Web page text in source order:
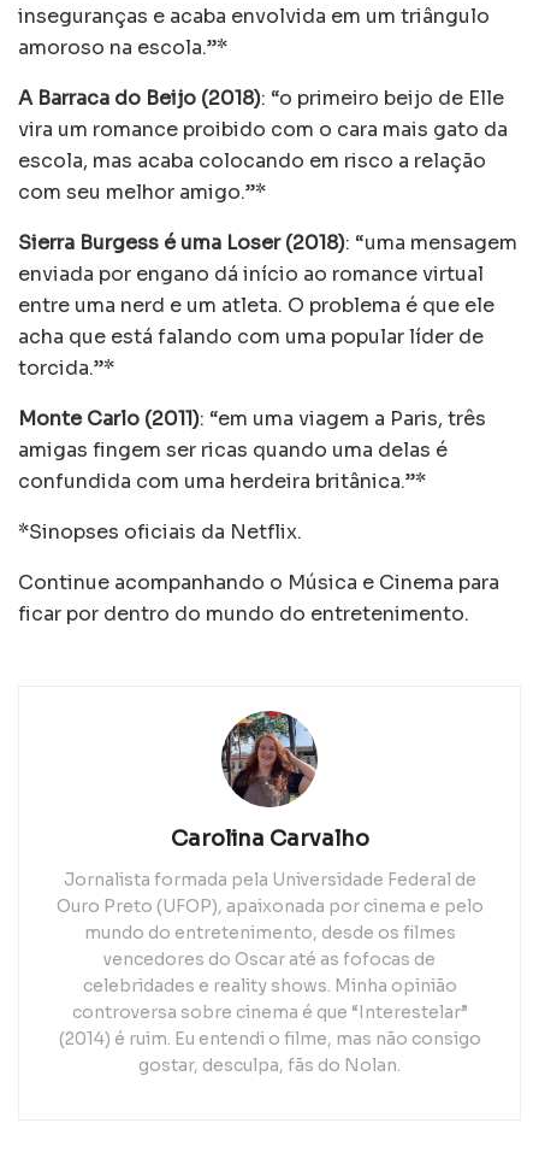
inseguranças e acaba envolvida em um triângulo
amoroso na escola.”*
A Barraca do Beijo (2018): “o primeiro beijo de Elle
vira um romance proibido com o cara mais gato da
escola, mas acaba colocando em risco a relação
com seu melhor amigo.”*
Sierra Burgess é uma Loser (2018): “uma mensagem
enviada por engano dá início ao romance virtual
entre uma nerd e um atleta. O problema é que ele
acha que está falando com uma popular líder de
torcida.”*
Monte Carlo (2011): “em uma viagem a Paris, três
amigas fingem ser ricas quando uma delas é
confundida com uma herdeira britânica.”*
*Sinopses oficiais da Netflix.
Continue acompanhando o Música e Cinema para
ficar por dentro do mundo do entretenimento.
Carolina Carvalho
Jornalista formada pela Universidade Federal de
Ouro Preto (UFOP), apaixonada por cinema e pelo
mundo do entretenimento, desde os filmes
vencedores do Oscar até as fofocas de
celebridades e reality shows. Minha opinião
controversa sobre cinema é que “Interestelar”
(2014) é ruim. Eu entendi o filme, mas não consigo
gostar, desculpa, fãs do Nolan.